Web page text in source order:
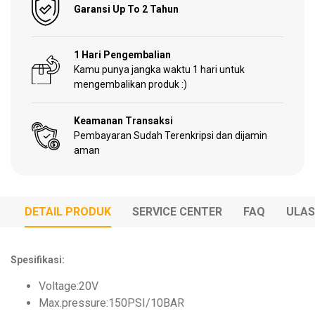
Garansi Up To 2 Tahun
1 Hari Pengembalian
Kamu punya jangka waktu 1 hari untuk
mengembalikan produk :)
Keamanan Transaksi
Pembayaran Sudah Terenkripsi dan dijamin
aman
DETAIL PRODUK SERVICE CENTER FAQ
Spesifikasi:
Voltage:20V
Max.pressure:150PSI/10BAR